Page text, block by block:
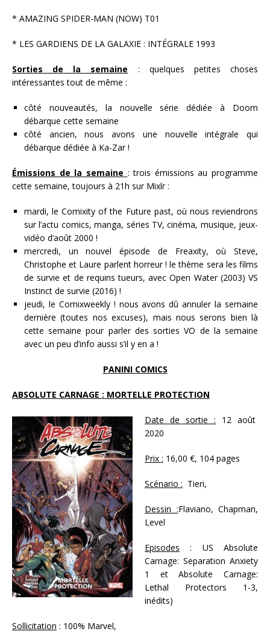
* AMAZING SPIDER-MAN (NOW) T01
* LES GARDIENS DE LA GALAXIE : INTÉGRALE 1993
Sorties de la semaine : quelques petites choses
intéressantes tout de même :
côté nouveautés, la nouvelle série dédiée à Doom
débarque cette semaine
côté ancien, nous avons une nouvelle intégrale qui
débarque dédiée à Ka-Zar !
Émissions de la semaine : trois émissions au programme
cette semaine, toujours à 21h sur Mixlr :
mardi, le Comixity of the Future past, où nous reviendrons
sur l’actu comics, manga, séries TV, cinéma, musique, jeux-
vidéo d’août 2000 !
mercredi, un nouvel épisode de Freaxity, où Steve,
Christophe et Laure parlent horreur ! le thème sera les films
de survie et de requins tueurs, avec Open Water (2003) VS
Instinct de survie (2016) !
jeudi, le Comixweekly ! nous avons dû annuler la semaine
dernière (toutes nos excuses), mais nous serons bien là
cette semaine pour parler des sorties VO de la semaine
avec un peu d’info aussi s’il y en a !
PANINI COMICS
ABSOLUTE CARNAGE : MORTELLE PROTECTION
Date de sortie : 12 août
2020
Prix : 16,00 €, 104 pages
Scénario : Tieri,
Dessin :Flaviano, Chapman,
Level
Episodes : US Absolute
Carnage: Separation Anxiety
1 et Absolute Carnage:
Lethal Protectors 1-3,
inédits)
Sollicitation : 100% Marvel,